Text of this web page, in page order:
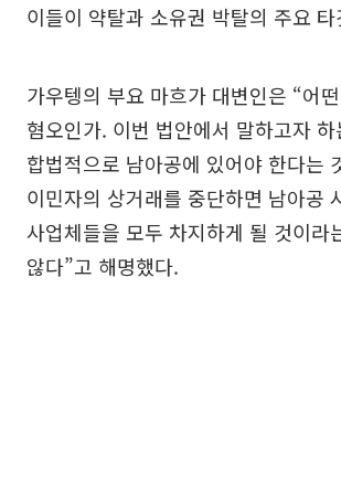
이들이 약탈과 소유권 박탈의 주요
가우텡의 부요 마흐가 대변인은 “어
혐오인가. 이번 법안에서 말하고자
합법적으로 남아공에 있어야 한다는
이민자의 상거래를 중단하면 남아공
사업체들을 모두 차지하게 될 것이라
않다”고 해명했다.